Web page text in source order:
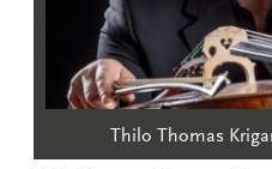
Thilo Thomas